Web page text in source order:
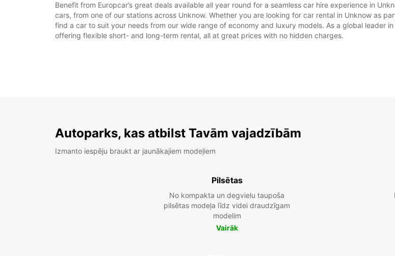
Benefit from Europcar’s great deals available all year round for a seamless car hire experience in
cars, from one of our stations across Unknow. Whether you are looking for car rental in Unknow as
find a car to suit your needs from our wide range of economy and luxury models. As a global leader
offering flexible short- and long-term rental, all at great prices with no hidden charges.
Autoparks, kas atbilst Tavām vajadzībām
Izmanto iespēju braukt ar jaunākajiem modeļiem
Pilsētas
No kompakta un degvielu taupoša
pilsētas modeļa līdz videi draudzīgam
modelim
Vairāk